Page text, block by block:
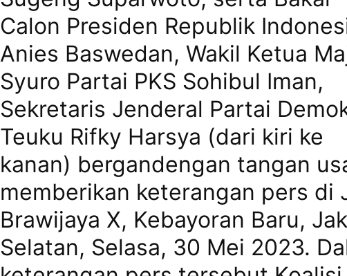
Calon Presiden Republik
Anies Baswedan, Wakil Ketua
Syuro Partai PKS Sohibul Iman,
Sekretaris Jenderal Partai
Teuku Rifky Harsya (dari kiri ke
kanan) bergandengan tangan
memberikan keterangan pers di
Brawijaya X, Kebayoran Baru,
Selatan, Selasa, 30 Mei 2023.